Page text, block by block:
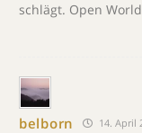
schlägt. Open
belborn 14. April